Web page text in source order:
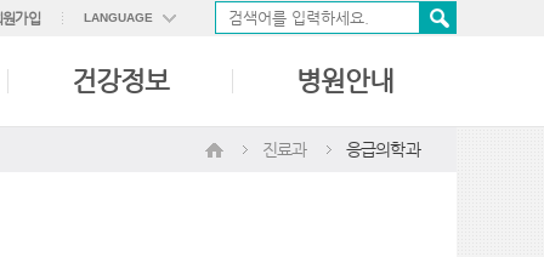
원가입 LANGUAGE
中國語
건강정보 병원안내
진료과 응급의학과